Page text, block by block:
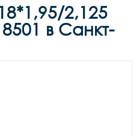
2,125
в Санкт-